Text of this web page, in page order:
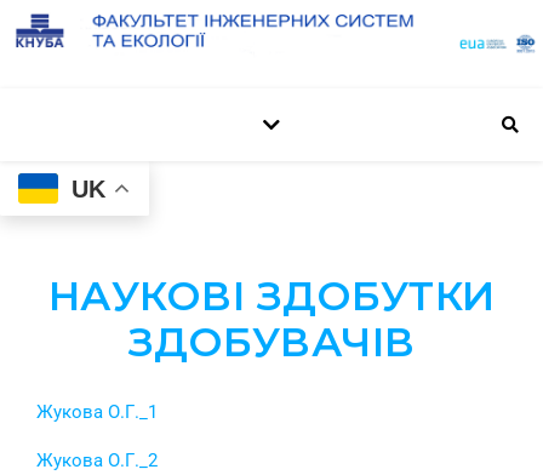
UK
НАУКОВІ ЗДОБУТКИ
ЗДОБУВАЧІВ
Жукова О.Г._1
Жукова О.Г._2